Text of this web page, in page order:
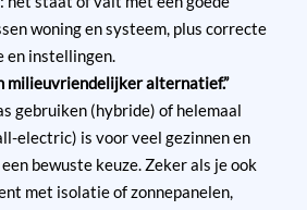
woning en systeem, plus correcte
en instellingen.
milieuvriendelijker alternatief.”
gebruiken (hybride) of helemaal
electric) is voor veel gezinnen en
bewuste keuze. Zeker als je ook
met isolatie of zonnepanelen,